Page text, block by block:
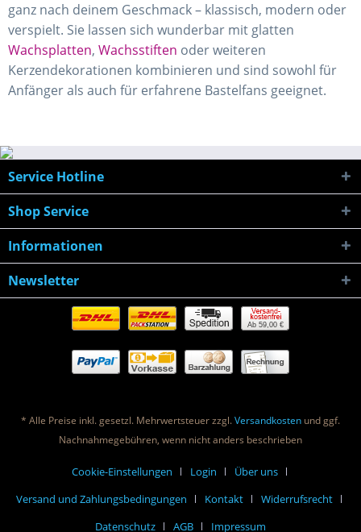
ganz nach deinem Geschmack – klassisch, modern oder
verspielt. Sie lassen sich wunderbar mit glatten
Wachsplatten, Wachsstiften oder weiteren
Kerzendekorationen kombinieren und sind sowohl für
Anfänger als auch für erfahrene Bastelfans geeignet.
Service Hotline
Shop Service
Informationen
Newsletter
Ab 59,00 €
* Alle Preise inkl. gesetzl. Mehrwertsteuer zzgl.Versandkosten und ggf.
Nachnahmegebühren, wenn nicht anders beschrieben
Cookie-Einstellungen Login
Über uns
Versand und Zahlungsbedingungen
Kontakt
Widerrufsrecht
Datenschutz
AGB Impressum